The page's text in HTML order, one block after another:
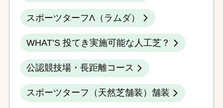
スポーツターフΛ（ラムダ）
WHAT’S 投てき実施可能な人工芝？
公認競技場・長距離コース
スポーツターフ（天然芝舗装）舗装